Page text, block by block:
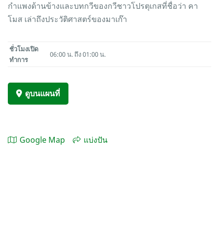
กำแพงด้านข้างและบทกวีของกวีชาวโปรตุเกสที่ชื่อว่า คา
โมส เล่าถึงประวัติศาสตร์ของมาเก๊า
ชั่วโมงเปิด
ทำการ
06:00 น. ถึง 01:00 น.
ดูบนแผนที่
Google Map แบ่งปัน